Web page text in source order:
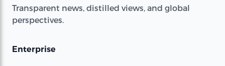
Transparent news, distilled views, and global
perspectives.
Enterprise